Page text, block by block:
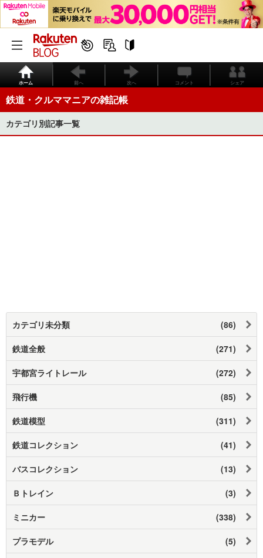
ホーム 前へ 次へ コメント シェア
鉄道・クルママニアの雑記帳
カテゴリ別記事一覧
カテゴリ未分類 (86)
鉄道全般 (271)
宇都宮ライトレール (272)
飛行機 (85)
鉄道模型 (311)
鉄道コレクション (41)
バスコレクション (13)
Ｂトレイン (3)
ミニカー (338)
プラモデル (5)